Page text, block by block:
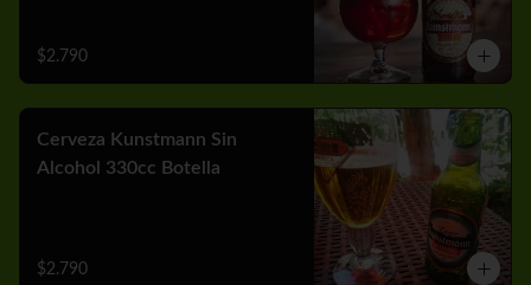
$2.790
Cerveza Kunstmann Sin
Alcohol 330cc Botella
$2.790